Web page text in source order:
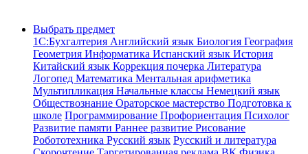
Выбрать предмет
1С:Бухгалтерия Английский язык Биология География
Геометрия Информатика Испанский язык История
Китайский язык Коррекция почерка Литература
Логопед Математика Ментальная арифметика
Мультипликация Начальные классы Немецкий язык
Обществознание Ораторское мастерство Подготовка к
школе Программирование Профориентация Психолог
Развитие памяти Раннее развитие Рисование
Робототехника Русский язык Русский и литература